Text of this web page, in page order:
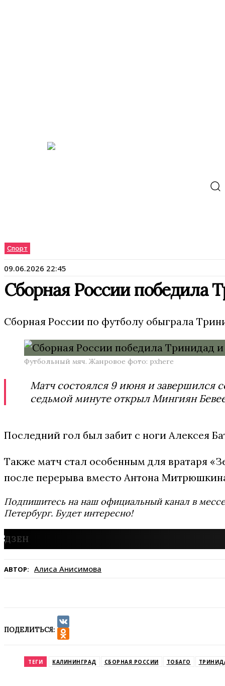
Спорт
09.06.2026 22:45
Сборная России победила
Сборная России по футболу обыграла
Футбольный мяч. Жанровое фото: pxhere
Матч состоялся 9 июня и завершился
седьмой минуте открыл Мингиян
Последний гол был забит с ноги Алексея
Также матч стал особенным для вратаря
после перерыва вместо Антона
Подпишитесь на наш официальный канал в
Петербург. Будет интересно!
АВТОР: Алиса Анисимова
ПОДЕЛИТЬСЯ:
VK
ТЕГИ КАЛИНИНГРАД СБОРНАЯ РОССИИ ТОБАГО